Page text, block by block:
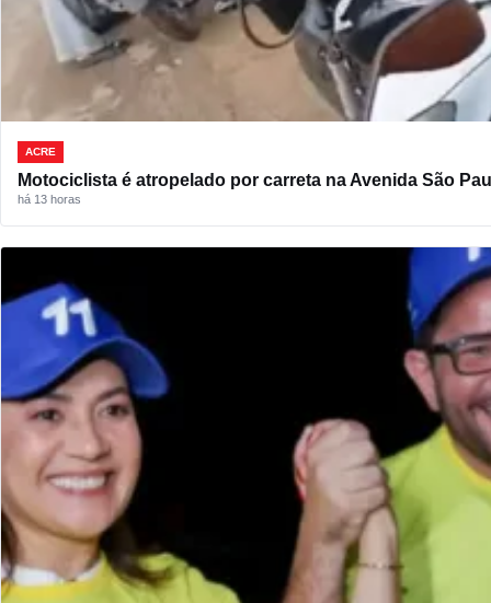
ACRE
Motociclista é atropelado por carreta na Avenida São
há 13 horas